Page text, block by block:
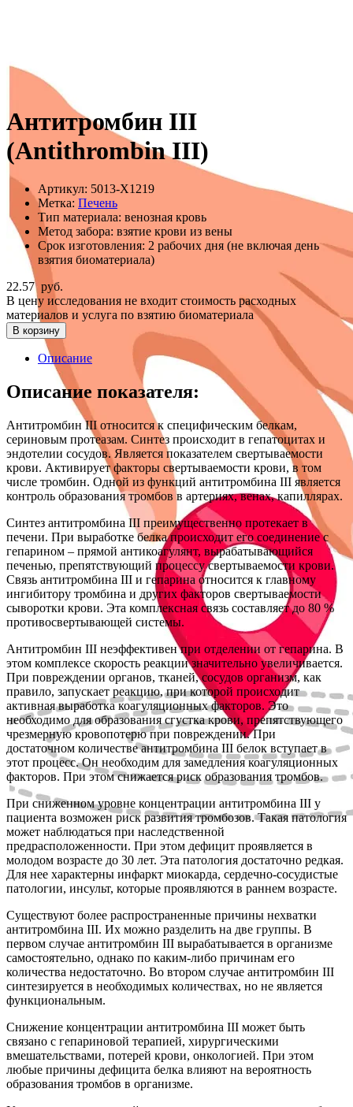
Антитромбин III
(Antithrombin III)
Артикул: 5013-Х1219
Метка: Печень
Тип материала: венозная кровь
Метод забора: взятие крови из вены
Срок изготовления: 2 рабочих дня (не включая день
взятия биоматериала)
22.57 руб.
В цену исследования не входит стоимость расходных
материалов и услуга по взятию биоматериала
В корзину
Описание
Описание показателя:
Антитромбин III относится к специфическим белкам,
сериновым протеазам. Синтез происходит в гепатоцитах и
эндотелии сосудов. Является показателем свертываемости
крови. Активирует факторы свертываемости крови, в том
числе тромбин. Одной из функций антитромбина III является
контроль образования тромбов в артериях, венах, капиллярах.
Синтез антитромбина III преимущественно протекает в
печени. При выработке белка происходит его соединение с
гепарином – прямой антикоагулянт, вырабатывающийся
печенью, препятствующий процессу свертываемости крови.
Связь антитромбина III и гепарина относится к главному
ингибитору тромбина и других факторов свертываемости
сыворотки крови. Эта комплексная связь составляет до 80 %
противосвертывающей системы.
Антитромбин III неэффективен при отделении от гепарина. В
этом комплексе скорость реакции значительно увеличивается.
При повреждении органов, тканей, сосудов организм, как
правило, запускает реакцию, при которой происходит
активная выработка коагуляционных факторов. Это
необходимо для образования сгустка крови, препятствующего
чрезмерную кровопотерю при повреждении. При
достаточном количестве антитромбина III белок вступает в
этот процесс. Он необходим для замедления коагуляционных
факторов. При этом снижается риск образования тромбов.
При сниженном уровне концентрации антитромбина III у
пациента возможен риск развития тромбозов. Такая патология
может наблюдаться при наследственной
предрасположенности. При этом дефицит проявляется в
молодом возрасте до 30 лет. Эта патология достаточно редкая.
Для нее характерны инфаркт миокарда, сердечно-сосудистые
патологии, инсульт, которые проявляются в раннем возрасте.
Существуют более распространенные причины нехватки
антитромбина III. Их можно разделить на две группы. В
первом случае антитромбин III вырабатывается в организме
самостоятельно, однако по каким-либо причинам его
количества недостаточно. Во втором случае антитромбин III
синтезируется в необходимых количествах, но не является
функциональным.
Снижение концентрации антитромбина III может быть
связано с гепариновой терапией, хирургическими
вмешательствами, потерей крови, онкологией. При этом
любые причины дефицита белка влияют на вероятность
образования тромбов в организме.